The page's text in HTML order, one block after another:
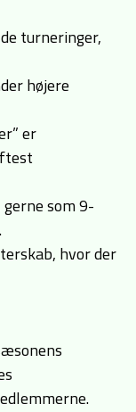
turneringer,
højere
er
som 9-
hvor der